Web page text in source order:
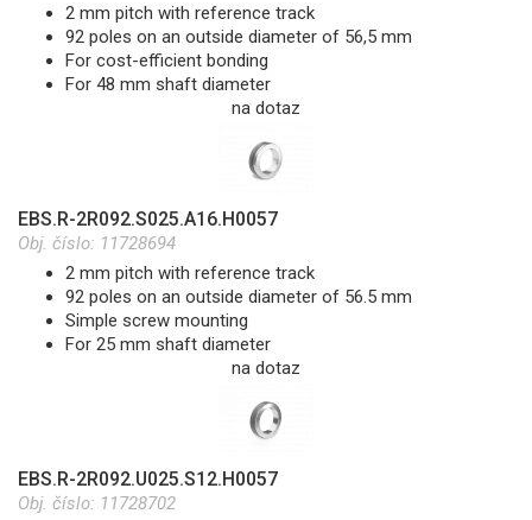
2 mm pitch with reference track
92 poles on an outside diameter of 56,5 mm
For cost-efficient bonding
For 48 mm shaft diameter
na dotaz
EBS.R-2R092.S025.A16.H0057
Obj. číslo: 11728694
2 mm pitch with reference track
92 poles on an outside diameter of 56.5 mm
Simple screw mounting
For 25 mm shaft diameter
na dotaz
EBS.R-2R092.U025.S12.H0057
Obj. číslo: 11728702